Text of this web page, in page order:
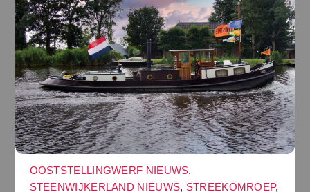
OOSTSTELLINGWERF NIEUWS,
STEENWIJKERLAND NIEUWS, STREEKOMROEP,